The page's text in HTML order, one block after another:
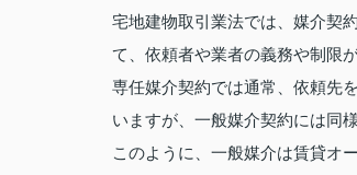
宅地建物取引業法では、媒介契
て、依頼者や業者の義務や制限
専任媒介契約では通常、依頼先
いますが、一般媒介契約には同
このように、一般媒介は賃貸オ